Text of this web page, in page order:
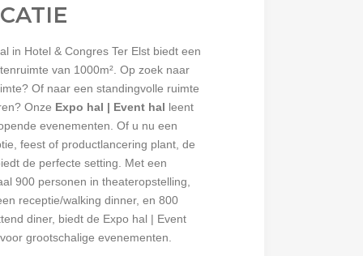
in Hotel & Congres Ter Elst biedt een
van 1000m². Op zoek naar
Of naar een standingvolle ruimte
Onze Expo hal | Event hal leent
evenementen. Of u nu een
feest of productlancering plant, de
de perfecte setting. Met een
900 personen in theateropstelling,
receptie/walking dinner, en 800
diner, biedt de Expo hal | Event
grootschalige evenementen.